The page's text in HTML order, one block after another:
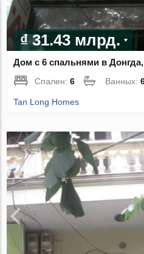
₫ 31.43 млрд.
Дом с 6 спальнями в
Спален:6 Ванных:
Tan Long Homes